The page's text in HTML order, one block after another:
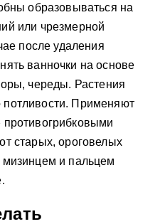
образовываться на
или чрезмерной
после удаления
ванночки на основе
череды. Растения
Применяют
противогрибковыми
старых, ороговелых
и пальцем